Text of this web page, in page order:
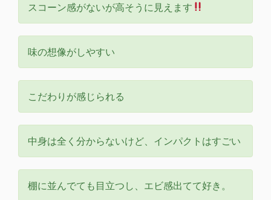
スコーン感がないが高そうに見えます
味の想像がしやすい
こだわりが感じられる
中身は全く分からないけど、インパクトはすごい
棚に並んでても目立つし、エビ感出てて好き。